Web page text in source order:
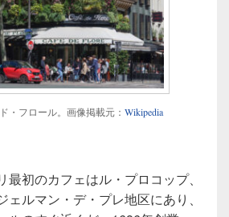
・フロール。画像掲載元： Wikipedia
最初のカフェはル・プロコップ、
ェルマン・デ・プレ地区にあり、